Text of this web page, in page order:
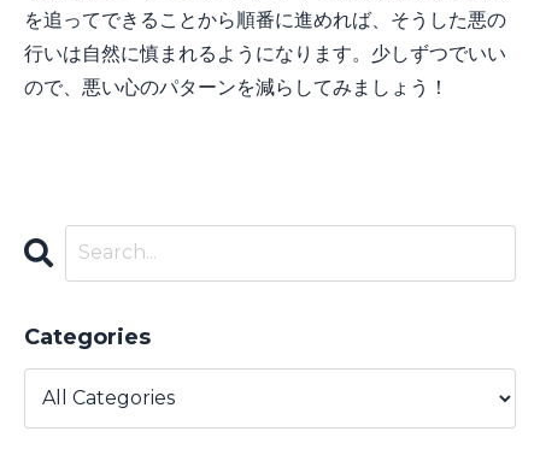
を追ってできることから順番に進めれば、そうした悪の
行いは自然に慎まれるようになります。少しずつでいい
ので、悪い心のパターンを減らしてみましょう！
Categories